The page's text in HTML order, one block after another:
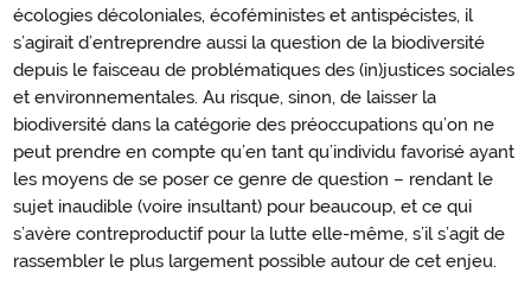
écologies décoloniales, écoféministes et antispécistes, il
s’agirait d’entreprendre aussi la question de la biodiversité
depuis le faisceau de problématiques des (in)justices sociales
et environnementales. Au risque, sinon, de laisser la
biodiversité dans la catégorie des préoccupations qu’on ne
peut prendre en compte qu’en tant qu’individu favorisé ayant
les moyens de se poser ce genre de question – rendant le
sujet inaudible (voire insultant) pour beaucoup, et ce qui
s’avère contreproductif pour la lutte elle-même, s’il s’agit de
rassembler le plus largement possible autour de cet enjeu.